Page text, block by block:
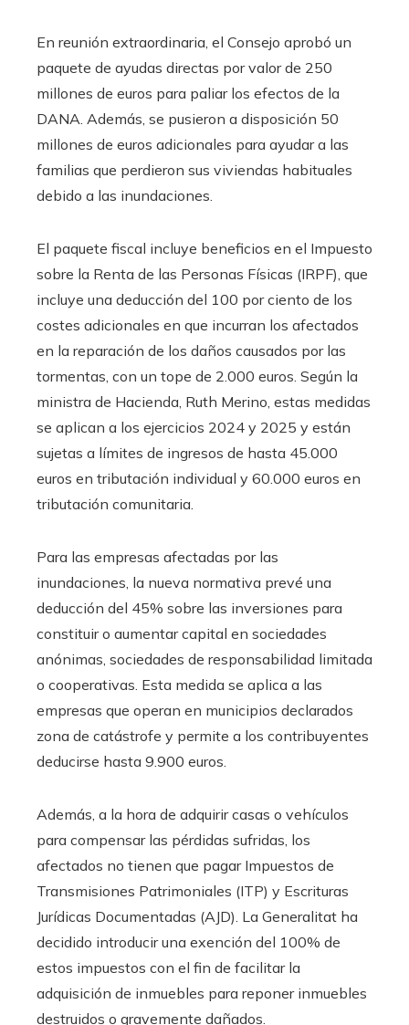
En reunión extraordinaria, el Consejo aprobó un
paquete de ayudas directas por valor de 250
millones de euros para paliar los efectos de la
DANA. Además, se pusieron a disposición 50
millones de euros adicionales para ayudar a las
familias que perdieron sus viviendas habituales
debido a las inundaciones.
El paquete fiscal incluye beneficios en el Impuesto
sobre la Renta de las Personas Físicas (IRPF), que
incluye una deducción del 100 por ciento de los
costes adicionales en que incurran los afectados
en la reparación de los daños causados ​​por las
tormentas, con un tope de 2.000 euros. Según la
ministra de Hacienda, Ruth Merino, estas medidas
se aplican a los ejercicios 2024 y 2025 y están
sujetas a límites de ingresos de hasta 45.000
euros en tributación individual y 60.000 euros en
tributación comunitaria.
Para las empresas afectadas por las
inundaciones, la nueva normativa prevé una
deducción del 45% sobre las inversiones para
constituir o aumentar capital en sociedades
anónimas, sociedades de responsabilidad limitada
o cooperativas. Esta medida se aplica a las
empresas que operan en municipios declarados
zona de catástrofe y permite a los contribuyentes
deducirse hasta 9.900 euros.
Además, a la hora de adquirir casas o vehículos
para compensar las pérdidas sufridas, los
afectados no tienen que pagar Impuestos de
Transmisiones Patrimoniales (ITP) y Escrituras
Jurídicas Documentadas (AJD). La Generalitat ha
decidido introducir una exención del 100% de
estos impuestos con el fin de facilitar la
adquisición de inmuebles para reponer inmuebles
destruidos o gravemente dañados.